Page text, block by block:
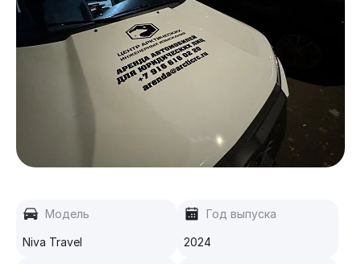
Модель
Niva Travel
Год выпуска
2024